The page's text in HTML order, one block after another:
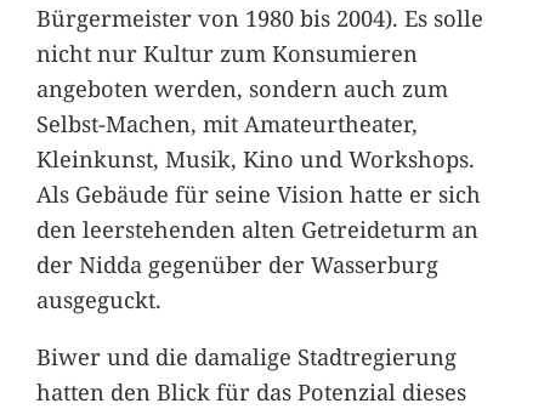
Bürgermeister von 1980 bis 2004). Es solle
nicht nur Kultur zum Konsumieren
angeboten werden, sondern auch zum
Selbst-Machen, mit Amateurtheater,
Kleinkunst, Musik, Kino und Workshops.
Als Gebäude für seine Vision hatte er sich
den leerstehenden alten Getreideturm an
der Nidda gegenüber der Wasserburg
ausgeguckt.
Biwer und die damalige Stadtregierung
hatten den Blick für das Potenzial dieses